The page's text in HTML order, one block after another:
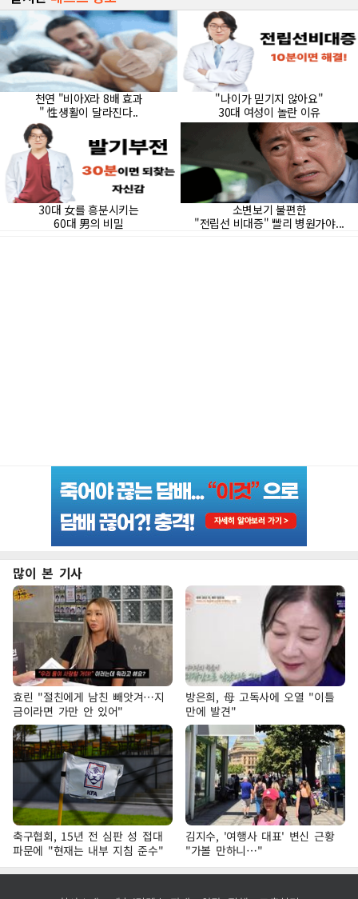
많이 본 기사
효린 "절친에게 남친 빼앗겨…지
금이라면 가만 안 있어"
방은희, 母 고독사에 오열 "이틀
만에 발견"
축구협회, 15년 전 심판 성 접대
파문에 "현재는 내부 지침 준수"
김지수, '여행사 대표' 변신 근황
"가볼 만하니…"